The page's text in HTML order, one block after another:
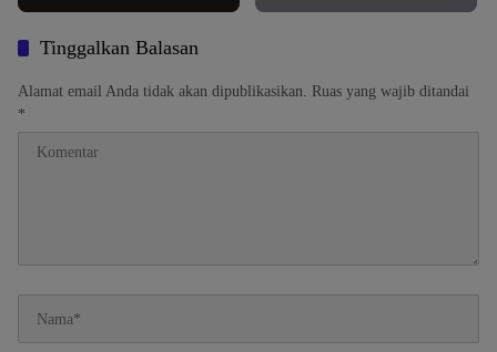
Tinggalkan Balasan
Alamat email Anda tidak akan dipublikasikan. Ruas yang wajib ditandai
*